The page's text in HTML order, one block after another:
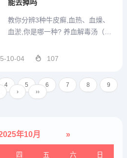
能去掉吗
教你分辨3种牛皮癣,血热、血燥、
血淤,你是哪一种? 养血解毒汤（针
皮损部分消退。次证：舌质淡，舌
燥。药方组成：丹参、当归、生地
黄、麦冬、玄参、鸡血藤、土茯苓
10-04 107
4 5 6 7 8
9
› ››
年10月 »
四 五 六 日